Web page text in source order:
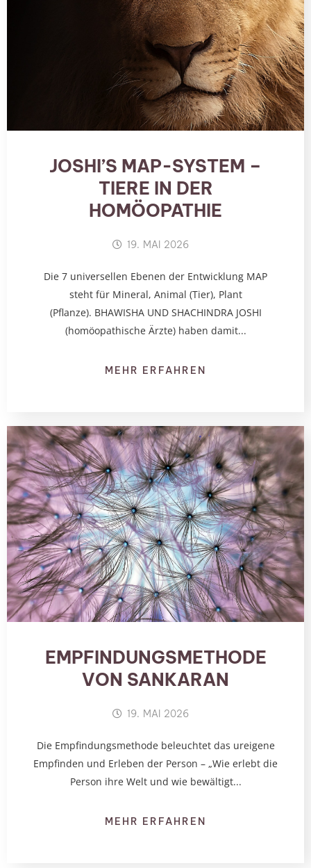
JOSHI’S MAP-SYSTEM –
TIERE IN DER
HOMÖOPATHIE
19. MAI 2026
Die 7 universellen Ebenen der Entwicklung MAP
steht für Mineral, Animal (Tier), Plant
(Pflanze). BHAWISHA UND SHACHINDRA JOSHI
(homöopathische Ärzte) haben damit...
MEHR ERFAHREN
EMPFINDUNGSMETHODE
VON SANKARAN
19. MAI 2026
Die Empfindungsmethode beleuchtet das ureigene
Empfinden und Erleben der Person – „Wie erlebt die
Person ihre Welt und wie bewältigt...
MEHR ERFAHREN